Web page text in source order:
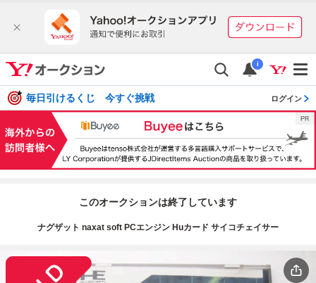
i
毎日引けるくじ 今すぐ挑戦 ログイン
このオークションは終了しています
ナグザット naxat soft PCエンジン Huカード サイコチェイサー